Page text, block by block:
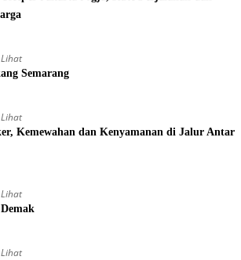
Semarang
Kemewahan dan Kenyamanan di Jalur Antar